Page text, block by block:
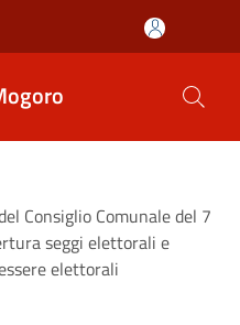
Consiglio Comunale del 7
seggi elettorali e
elettorali